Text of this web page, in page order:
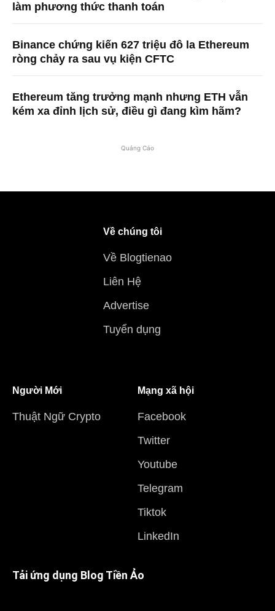
làm phương thức thanh toán
Binance chứng kiến ​​627 triệu đô la Ethereum
ròng chảy ra sau vụ kiện CFTC
Ethereum tăng trưởng mạnh nhưng ETH vẫn
kém xa đỉnh lịch sử, điều gì đang kìm hãm?
Quảng Cáo
Về chúng tôi
Về Blogtienao
Liên Hệ
Advertise
Tuyển dụng
Người Mới
Thuật Ngữ Crypto
Mạng xã hội
Facebook
Twitter
Youtube
Telegram
Tiktok
LinkedIn
Tải ứng dụng Blog Tiền Ảo